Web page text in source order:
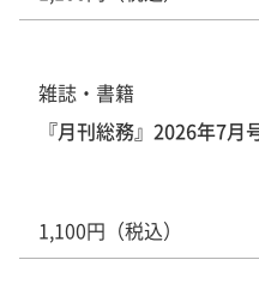
雑誌・書籍
『月刊総務』2026年7月
1,100円（税込）